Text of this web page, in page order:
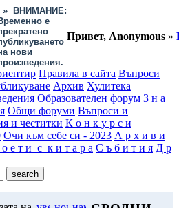
»
ВНИМАНИЕ:
е
нови
Привет, Anonymous »
Правила в сайта Въпроси
Архив Хулитека
Образователен форум З н а
Общи форуми Въпроси и
и честитки К о н к у р с и
Очи към себе си - 2023 А р х и в и
е т и с к и т а р а С ъ б и т и я Д р